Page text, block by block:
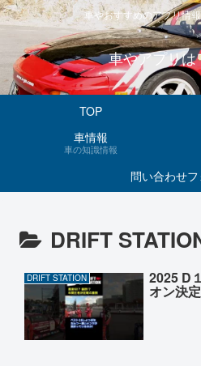
車やおすすめのアプリ情
車やアプリは
TOP
車情報
車の知識情報
問い合わせ
DRIFT
DRIFT STATION 2025 D
オン決